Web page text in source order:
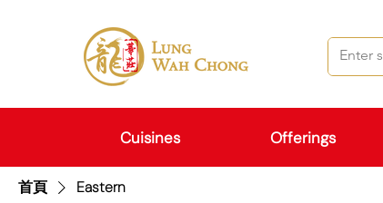
Cuisines Offerings
首頁 Eastern